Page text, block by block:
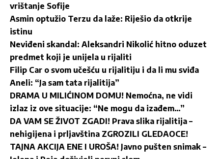
vrištanje Sofije
Asmin optužio Terzu da laže: Riješio da otkrije
istinu
Neviđeni skandal: Aleksandri Nikolić hitno oduzet
predmet koji je unijela u rijaliti
Filip Car o svom učešću u rijalitiju i da li mu sviđa
Aneli: “Ja sam tata rijalitija”
DRAMA U MILIĆINOM DOMU! Nemoćna, ne vidi
izlaz iz ove situacije: “Ne mogu da izađem…”
DA VAM SE ŽIVOT ZGADI! Prava slika rijalitija –
nehigijena i prljavština ZGROZILI GLEDAOCE!
TAJNA AKCIJA ENE I UROŠA! Javno pušten snimak –